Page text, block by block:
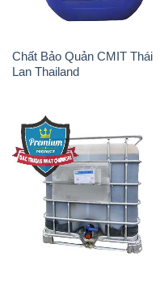
Chất Bảo Quản CMIT Thái
Lan Thailand